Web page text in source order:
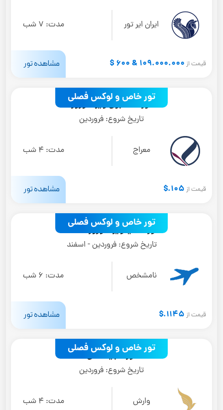
ایران ایر تور مدت: 7 شب
قیمت از 109.000.000 & 600 $ مشاهده تور
تور خاص و لوکس فصلی
تور استانبول ویژه نوروز
تاریخ شروع: فروردین
معراج مدت: 4 شب
قیمت از 105.$ مشاهده تور
تور خاص و لوکس فصلی
تور آنتالیا ویژه نوروز 1405
تاریخ شروع: فروردین - اسفند
نامشخص مدت: 6 شب
قیمت از 1145.$ مشاهده تور
تور خاص و لوکس فصلی
تور تاجیکستان
تاریخ شروع: فروردین
وارش مدت: 4 شب